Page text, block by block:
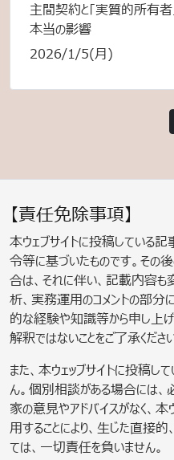
主間契約と「実質的所有者
本当の影響
2026/1/5(月)
【責任免除事項】
本ウェブサイトに投稿してい
令等に基づいたものです。そ
合は、それに伴い、記載内容も
析、実務運用のコメントの部分
的な経験や知識等から申し上
解釈ではないことをご了承くださ
また、本ウェッブサイトに投稿
ん。個別相談がある場合には、
家の意見やアドバイスがなく、
用することにより、生じた直接
ては、一切責任を負いません。